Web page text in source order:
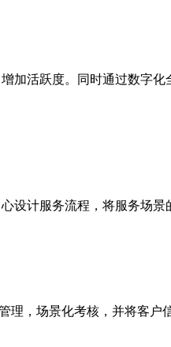
加活跃度。同时通过数字化
设计服务流程，将服务场
理，场景化考核，并将客户